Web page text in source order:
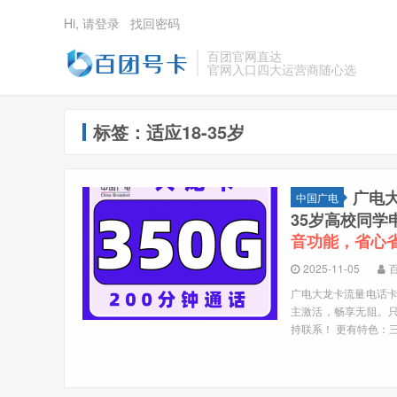
百团官网直达
官网入口四大运营商随心选
Hi, 请登录 找回密码
标签：适应18-35岁
中国广电
广电
35岁高校同学
音功能，省心
2025-11-05
广电大龙卡流量电话
主激活，畅享无阻。
持联系！ 更有特色：